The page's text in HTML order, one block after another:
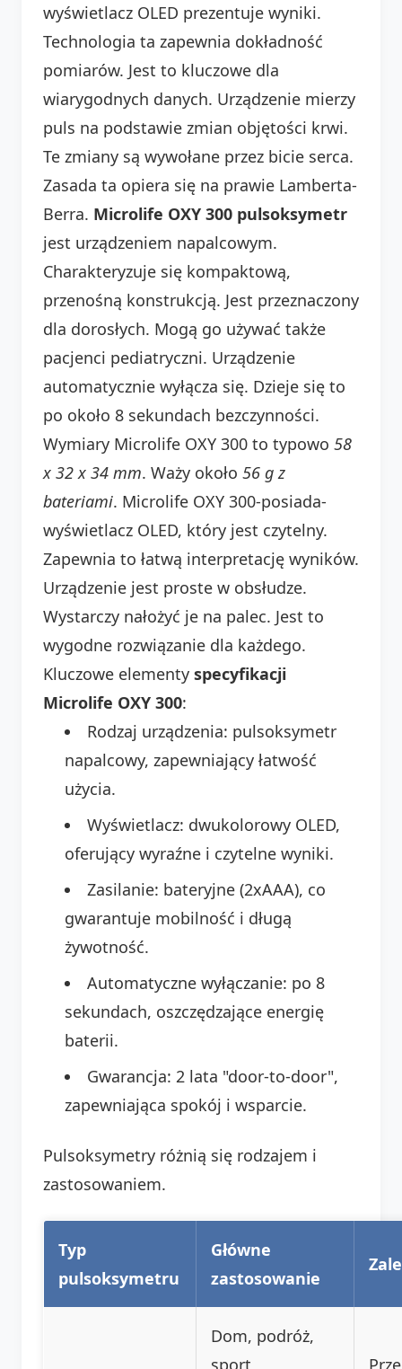
wyświetlacz OLED prezentuje wyniki.
Technologia ta zapewnia dokładność
pomiarów. Jest to kluczowe dla
wiarygodnych danych. Urządzenie mierzy
puls na podstawie zmian objętości krwi.
Te zmiany są wywołane przez bicie serca.
Zasada ta opiera się na prawie Lamberta-
Berra. Microlife OXY 300 pulsoksymetr
jest urządzeniem napalcowym.
Charakteryzuje się kompaktową,
przenośną konstrukcją. Jest przeznaczony
dla dorosłych. Mogą go używać także
pacjenci pediatryczni. Urządzenie
automatycznie wyłącza się. Dzieje się to
po około 8 sekundach bezczynności.
Wymiary Microlife OXY 300 to typowo 58
x 32 x 34 mm. Waży około 56 g z
bateriami. Microlife OXY 300-posiada-
wyświetlacz OLED, który jest czytelny.
Zapewnia to łatwą interpretację wyników.
Urządzenie jest proste w obsłudze.
Wystarczy nałożyć je na palec. Jest to
wygodne rozwiązanie dla każdego.
Kluczowe elementy specyfikacji
Microlife OXY 300:
Rodzaj urządzenia: pulsoksymetr
napalcowy, zapewniający łatwość
użycia.
Wyświetlacz: dwukolorowy OLED,
oferujący wyraźne i czytelne wyniki.
Zasilanie: bateryjne (2xAAA), co
gwarantuje mobilność i długą
żywotność.
Automatyczne wyłączanie: po 8
sekundach, oszczędzające energię
baterii.
Gwarancja: 2 lata "door-to-door",
zapewniająca spokój i wsparcie.
Pulsoksymetry różnią się rodzajem i
zastosowaniem.
Typ
pulsoksymetru
Główne
zastosowanie
Dom, podróż,
sport,